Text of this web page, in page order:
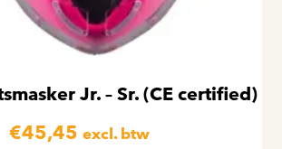
Jr. – Sr. (CE certified)
€45,45 excl. btw